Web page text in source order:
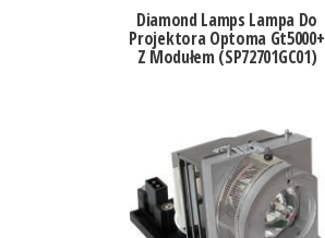
Diamond Lamps Lampa Do
Projektora Optoma Gt5000+
Z Modułem (SP72701GC01)